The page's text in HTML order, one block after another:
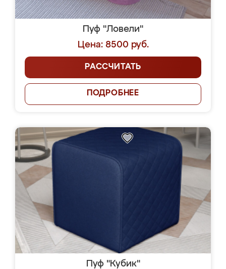
Пуф "Ловели"
Цена: 8500 руб.
РАССЧИТАТЬ
ПОДРОБНЕЕ
Пуф "Кубик"